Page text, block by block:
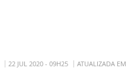
22 JUL 2020 - 09H25 ATUALIZADA